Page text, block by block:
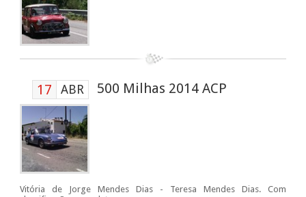
17 ABR 500 Milhas 2014 ACP
Vitória de Jorge Mendes Dias - Teresa Mendes Dias. Com